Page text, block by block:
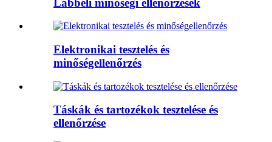
Elektronikai tesztelés és
minőségellenőrzés
Táskák és tartozékok tesztelése és
ellenőrzése